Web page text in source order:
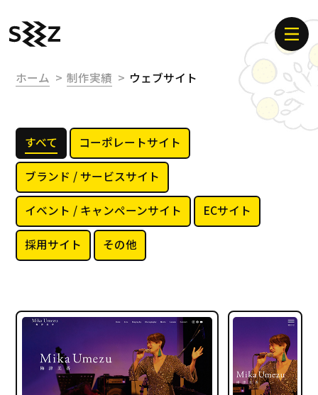
ホーム 制作実績 ウェブサイト
すべて コーポレートサイト
ブランド / サービスサイト
イベント / キャンペーンサイト ECサイト
採用サイト その他